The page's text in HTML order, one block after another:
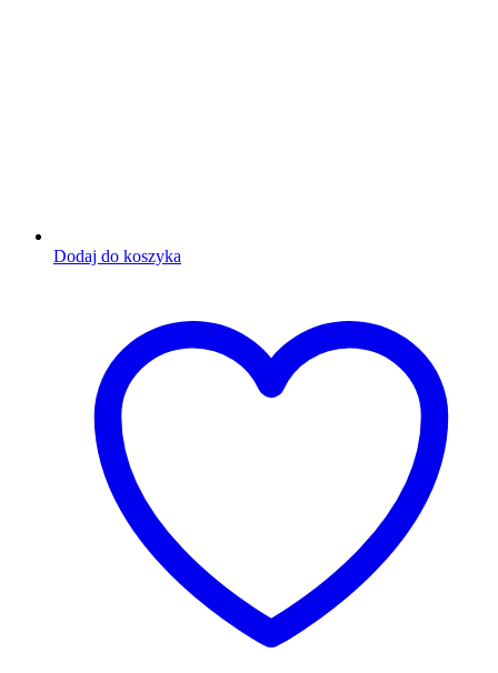
Dodaj do koszyka